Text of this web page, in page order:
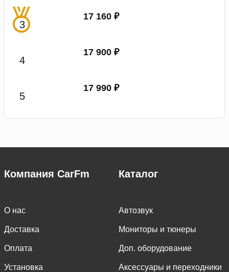
17 160 ₽
17 900 ₽
17 990 ₽
Компания CarFm
О нас
Доставка
Оплата
Установка
Каталог
Автозвук
Мониторы и тюнеры
Доп. оборудование
Аксессуары и переходники